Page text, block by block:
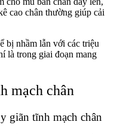
cao chân thường giúp cải
bị nhầm lẫn với các triệu
là trong giai đoạn mang
mạch chân
giãn tĩnh mạch chân